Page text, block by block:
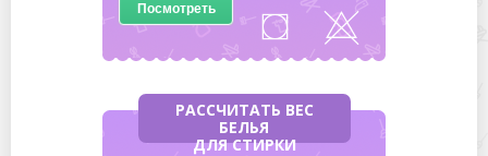
Посмотреть
РАССЧИТАТЬ ВЕС
БЕЛЬЯ
ДЛЯ СТИРКИ